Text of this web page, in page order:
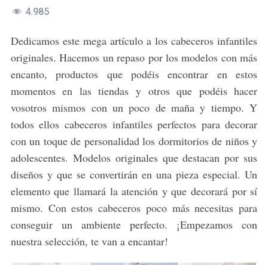
4.985
Dedicamos este mega artículo a los cabeceros infantiles
originales. Hacemos un repaso por los modelos con más
encanto, productos que podéis encontrar en estos
momentos en las tiendas y otros que podéis hacer
vosotros mismos con un poco de maña y tiempo. Y
todos ellos cabeceros infantiles perfectos para decorar
con un toque de personalidad los dormitorios de niños y
adolescentes. Modelos originales que destacan por sus
diseños y que se convertirán en una pieza especial. Un
elemento que llamará la atención y que decorará por sí
mismo. Con estos cabeceros poco más necesitas para
conseguir un ambiente perfecto. ¡Empezamos con
nuestra selección, te van a encantar!